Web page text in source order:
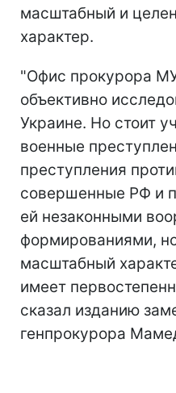
масштабный и
характер.
"Офис прокурора
объективно
Украине. Но стоит
военные
преступления
совершенные РФ и
ей незаконными
формированиями,
масштабный
имеет
сказал изданию
генпрокурора